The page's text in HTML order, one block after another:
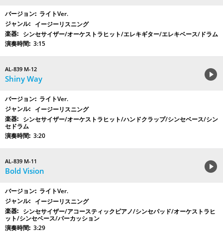
ライトVer.
イージーリスニング
シンセサイザー/オーケストラヒット/エレキギター/エレキベース/ドラム
3:15
AL-839 M-12
Shiny Way
ライトVer.
イージーリスニング
シンセサイザー/オーケストラヒット/ハンドクラップ/シンセベース/シン
セドラム
3:20
AL-839 M-11
Bold Vision
ライトVer.
イージーリスニング
シンセサイザー/アコースティックピアノ/シンセパッド/オーケストラヒ
ット/シンセベース/パーカッション
3:29